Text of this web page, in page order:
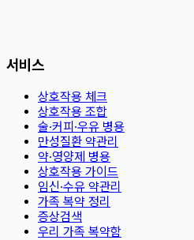
서비스
상호작용 체크
상호작용 조합
술·커피·우유 병용
만성질환 약관리
약·영양제 병용
상호작용 가이드
임신·수유 약관리
가족 복약 정리
증상검색
우리 가족 복약함